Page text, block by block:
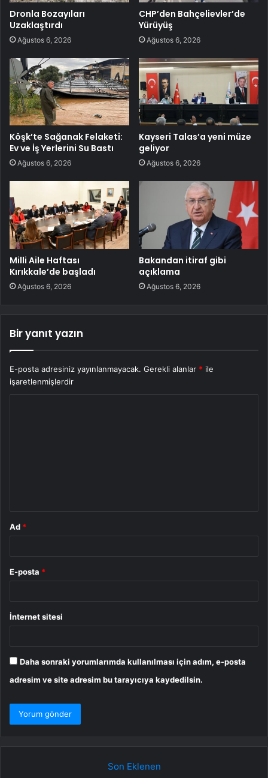
Dronla Bozayıları
Uzaklaştırdı
Ağustos 6, 2026
CHP’den Bahçelievler’de
Yürüyüş
Ağustos 6, 2026
Köşk’te Sağanak Felaketi:
Ev ve İş Yerlerini Su Bastı
Ağustos 6, 2026
Kayseri Talas’a yeni müze
geliyor
Ağustos 6, 2026
Milli Aile Haftası
Kırıkkale’de başladı
Ağustos 6, 2026
Bakandan itiraf gibi
açıklama
Ağustos 6, 2026
Bir yanıt yazın
E-posta adresiniz yayınlanmayacak. Gerekli alanlar * ile
işaretlenmişlerdir
Ad *
E-posta *
İnternet sitesi
Daha sonraki yorumlarımda kullanılması için adım, e-posta
adresim ve site adresim bu tarayıcıya kaydedilsin.
Son Eklenen